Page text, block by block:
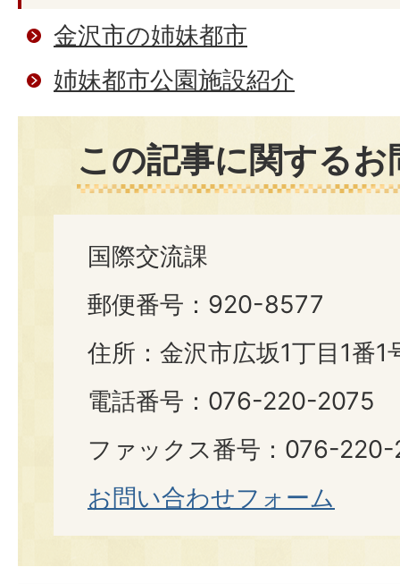
金沢市の姉妹都市
姉妹都市公園施設紹介
この記事に関する
国際交流課
郵便番号：920-8577
住所：金沢市広坂1丁目1番1
電話番号：076-220-2075
ファックス番号：076-
お問い合わせフォーム